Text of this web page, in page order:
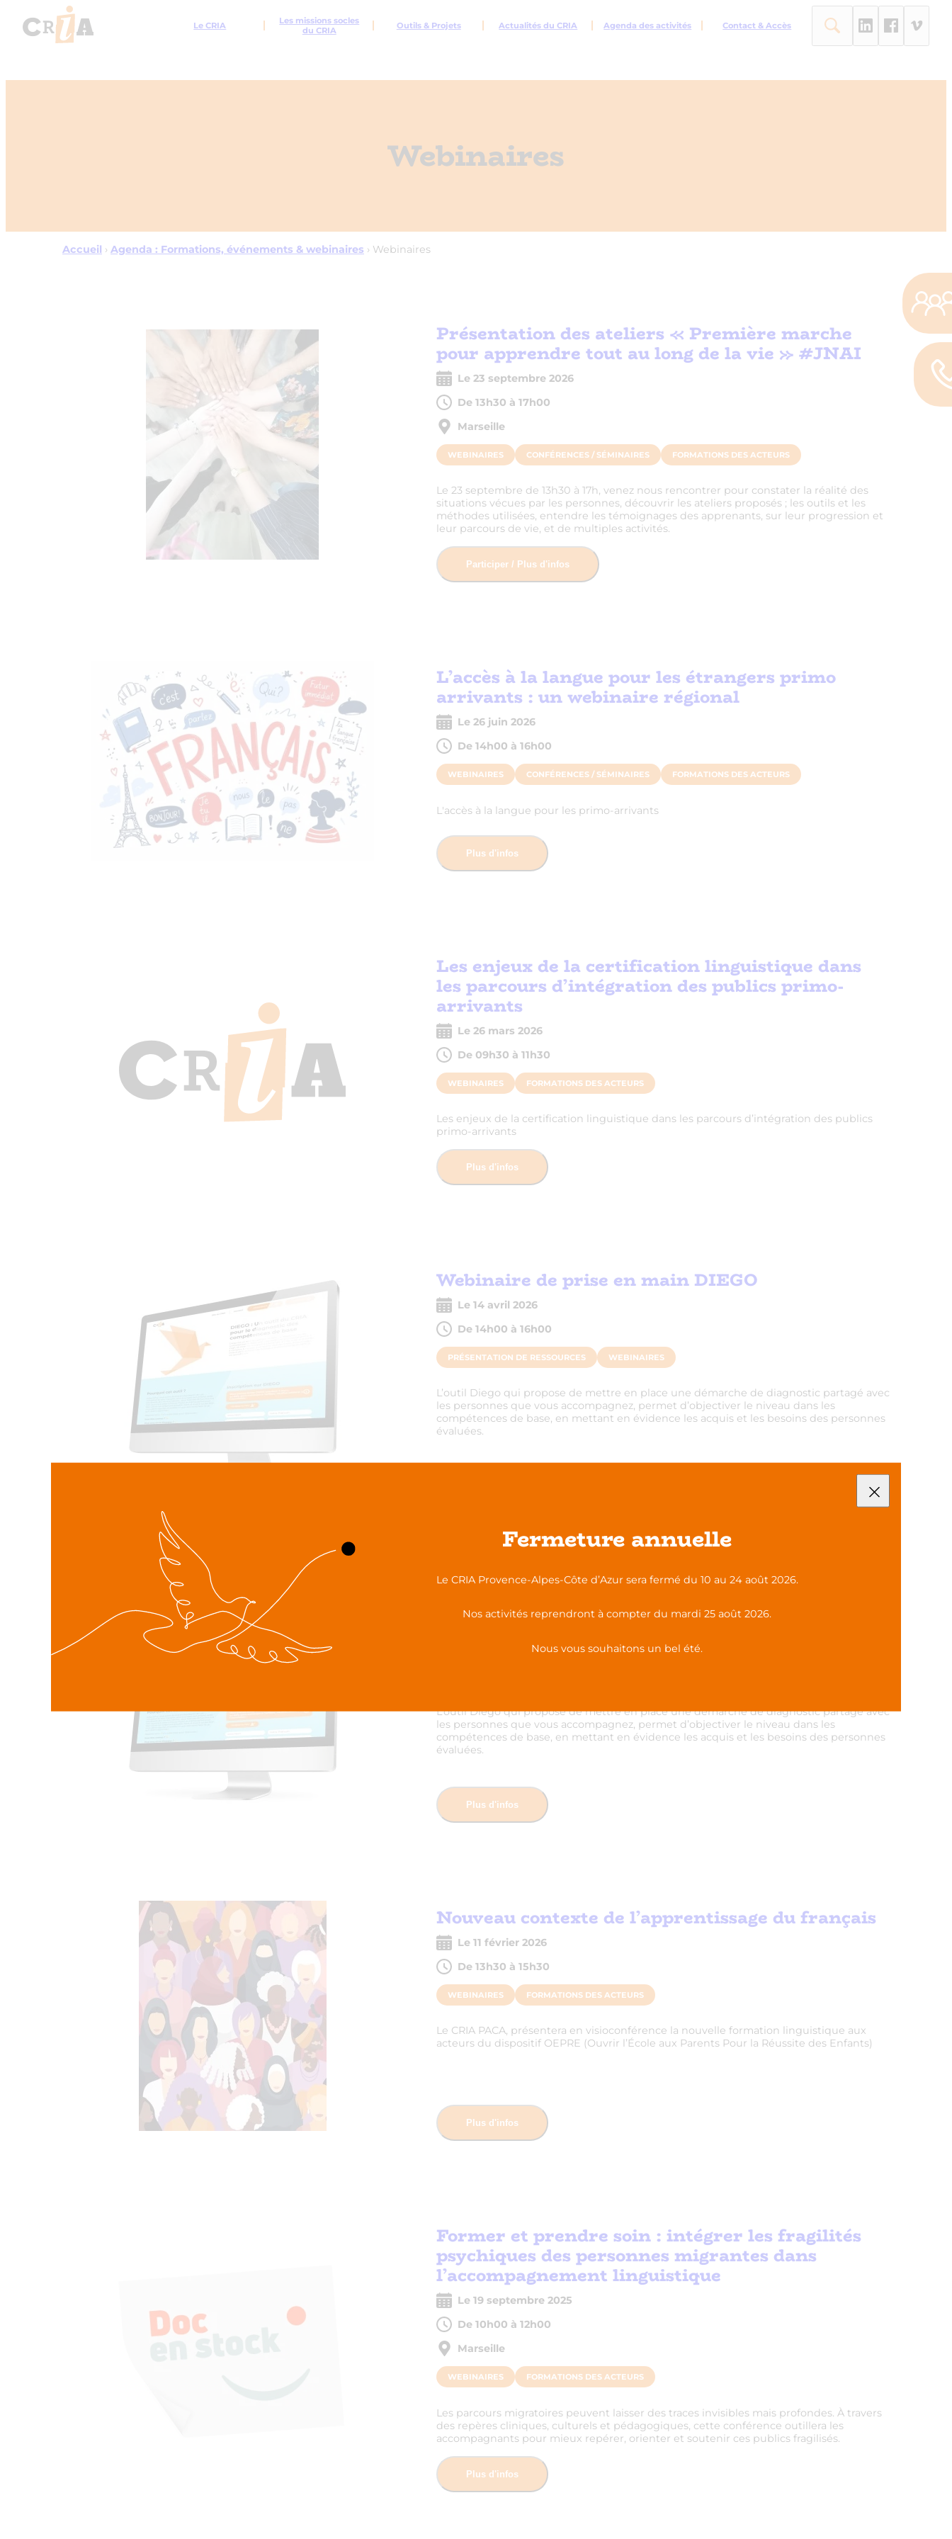
Le CRIA
Les missions socles
du CRIA
Outils & Projets Actualités du CRIA Agenda des activités Contact & Accès
Webinaires
Accueil › Agenda : Formations, événements & webinaires › Webinaires
Présentation des ateliers « Première marche
pour apprendre tout au long de la vie » #JNAI
Le 23 septembre 2026
De 13h30 à 17h00
Marseille
WEBINAIRES CONFÉRENCES / SÉMINAIRES FORMATIONS DES ACTEURS
Le 23 septembre de 13h30 à 17h, venez nous rencontrer pour constater la réalité des
situations vécues par les personnes, découvrir les ateliers proposés ; les outils et les
méthodes utilisées, entendre les témoignages des apprenants, sur leur progression et
leur parcours de vie, et de multiples activités.
Participer / Plus d'infos
L’accès à la langue pour les étrangers primo
arrivants : un webinaire régional
Le 26 juin 2026
De 14h00 à 16h00
WEBINAIRES CONFÉRENCES / SÉMINAIRES FORMATIONS DES ACTEURS
L'accès à la langue pour les primo-arrivants
Plus d'infos
Les enjeux de la certification linguistique dans
les parcours d’intégration des publics primo-
arrivants
Le 26 mars 2026
De 09h30 à 11h30
WEBINAIRES FORMATIONS DES ACTEURS
Les enjeux de la certification linguistique dans les parcours d’intégration des publics
primo-arrivants
Plus d'infos
Webinaire de prise en main DIEGO
Le 14 avril 2026
De 14h00 à 16h00
PRÉSENTATION DE RESSOURCES WEBINAIRES
L’outil Diego qui propose de mettre en place une démarche de diagnostic partagé avec
les personnes que vous accompagnez, permet d’objectiver le niveau dans les
compétences de base, en mettant en évidence les acquis et les besoins des personnes
évaluées.
De 14h00 à 16h00
L’outil Diego qui propose de mettre en place une démarche de diagnostic partagé avec
les personnes que vous accompagnez, permet d’objectiver le niveau dans les
compétences de base, en mettant en évidence les acquis et les besoins des personnes
évaluées.
Plus d'infos
Nouveau contexte de l’apprentissage du français
Le 11 février 2026
De 13h30 à 15h30
WEBINAIRES FORMATIONS DES ACTEURS
Le CRIA PACA, présentera en visioconférence la nouvelle formation linguistique aux
acteurs du dispositif OEPRE (Ouvrir l’École aux Parents Pour la Réussite des Enfants)
Plus d'infos
Former et prendre soin : intégrer les fragilités
psychiques des personnes migrantes dans
l’accompagnement linguistique
Le 19 septembre 2025
De 10h00 à 12h00
Marseille
WEBINAIRES FORMATIONS DES ACTEURS
Les parcours migratoires peuvent laisser des traces invisibles mais profondes. À travers
des repères cliniques, culturels et pédagogiques, cette conférence outillera les
accompagnants pour mieux repérer, orienter et soutenir ces publics fragilisés.
Plus d'infos
Fermeture annuelle
Le CRIA Provence-Alpes-Côte d’Azur sera fermé du 10 au 24 août 2026.
Nos activités reprendront à compter du mardi 25 août 2026.
Nous vous souhaitons un bel été.